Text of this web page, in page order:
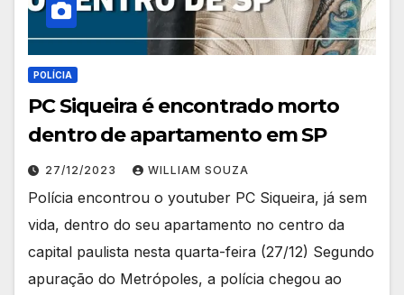
POLÍCIA
PC Siqueira é encontrado morto
dentro de apartamento em SP
27/12/2023 WILLIAM SOUZA
Polícia encontrou o youtuber PC Siqueira, já sem
vida, dentro do seu apartamento no centro da
capital paulista nesta quarta-feira (27/12) Segundo
apuração do Metrópoles, a polícia chegou ao